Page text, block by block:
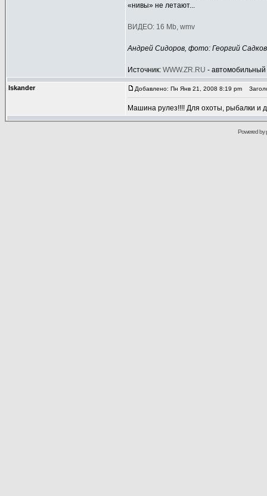
«нивы» не летают...
ВИДЕО: 16 Mb, wmv
Андрей Сидоров, фото: Георгий Садков
Источник: WWW.ZR.RU -
Iskander Добавлено: Пн Янв 21, 2008 8:19 pm
Машина рулез!!!! Для охоты, рыбалки
Powered by